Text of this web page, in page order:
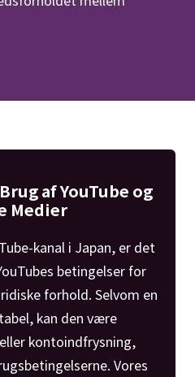
af YouTube og
Medier
kanal i Japan, er det
betingelser for
forhold. Selvom en
kan den være
kontoindfrysning,
Vores